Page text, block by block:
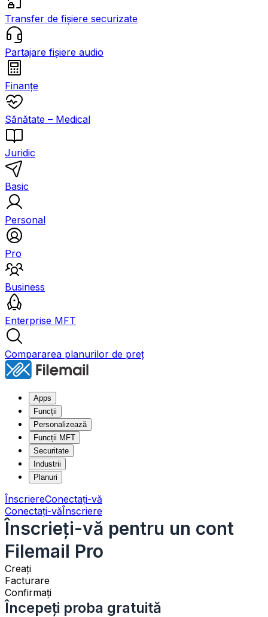
Transfer de fișiere securizate
Partajare fișiere audio
Finanțe
Sănătate – Medical
Juridic
Basic
Personal
Pro
Business
Enterprise MFT
Compararea planurilor de preț
Apps
Funcții
Personalizează
Funcții MFT
Securitate
Industrii
Planuri
ÎnscriereConectați-vă
Conectați-văÎnscriere
Înscrieți-vă pentru un cont
Filemail Pro
Creați
Facturare
Confirmați
Începeți proba gratuită